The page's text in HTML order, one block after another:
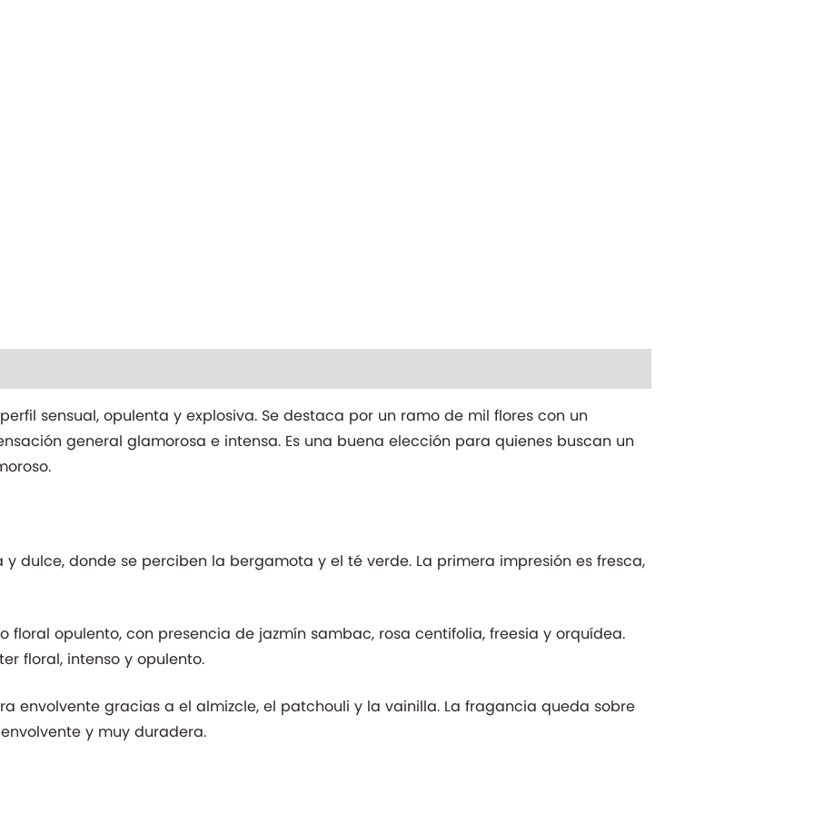
sensual, opulenta y explosiva. Se destaca por un ramo de mil flores con un
general glamorosa e intensa. Es una buena elección para quienes buscan un
dulce, donde se perciben la bergamota y el té verde. La primera impresión es fresca,
floral opulento, con presencia de jazmín sambac, rosa centifolia, freesia y orquídea.
floral, intenso y opulento.
envolvente gracias a el almizcle, el patchouli y la vainilla. La fragancia queda sobre
y muy duradera.